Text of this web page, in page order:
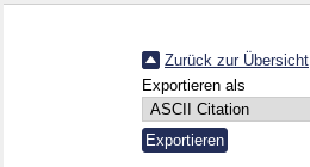
Zurück zur Übersicht
Exportieren als